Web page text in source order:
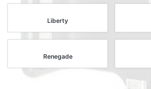
Liberty
Renegade